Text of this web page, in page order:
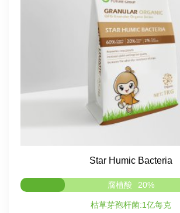
Star Humic Bacteria
腐植酸 20%
枯草芽孢杆菌:1亿每克